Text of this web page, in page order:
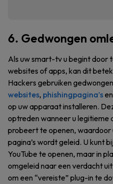
6. Gedwongen
Als uw smart-tv u begint door
websites of apps, kan dit
Hackers gebruiken
websites, phishingpagina’s
op uw apparaat installeren.
optreden wanneer u legitieme
probeert te openen, waardoor
pagina’s wordt geleid. U kunt
YouTube te openen, maar in
omgeleid naar een verdacht
om een “vereiste” plug-in te